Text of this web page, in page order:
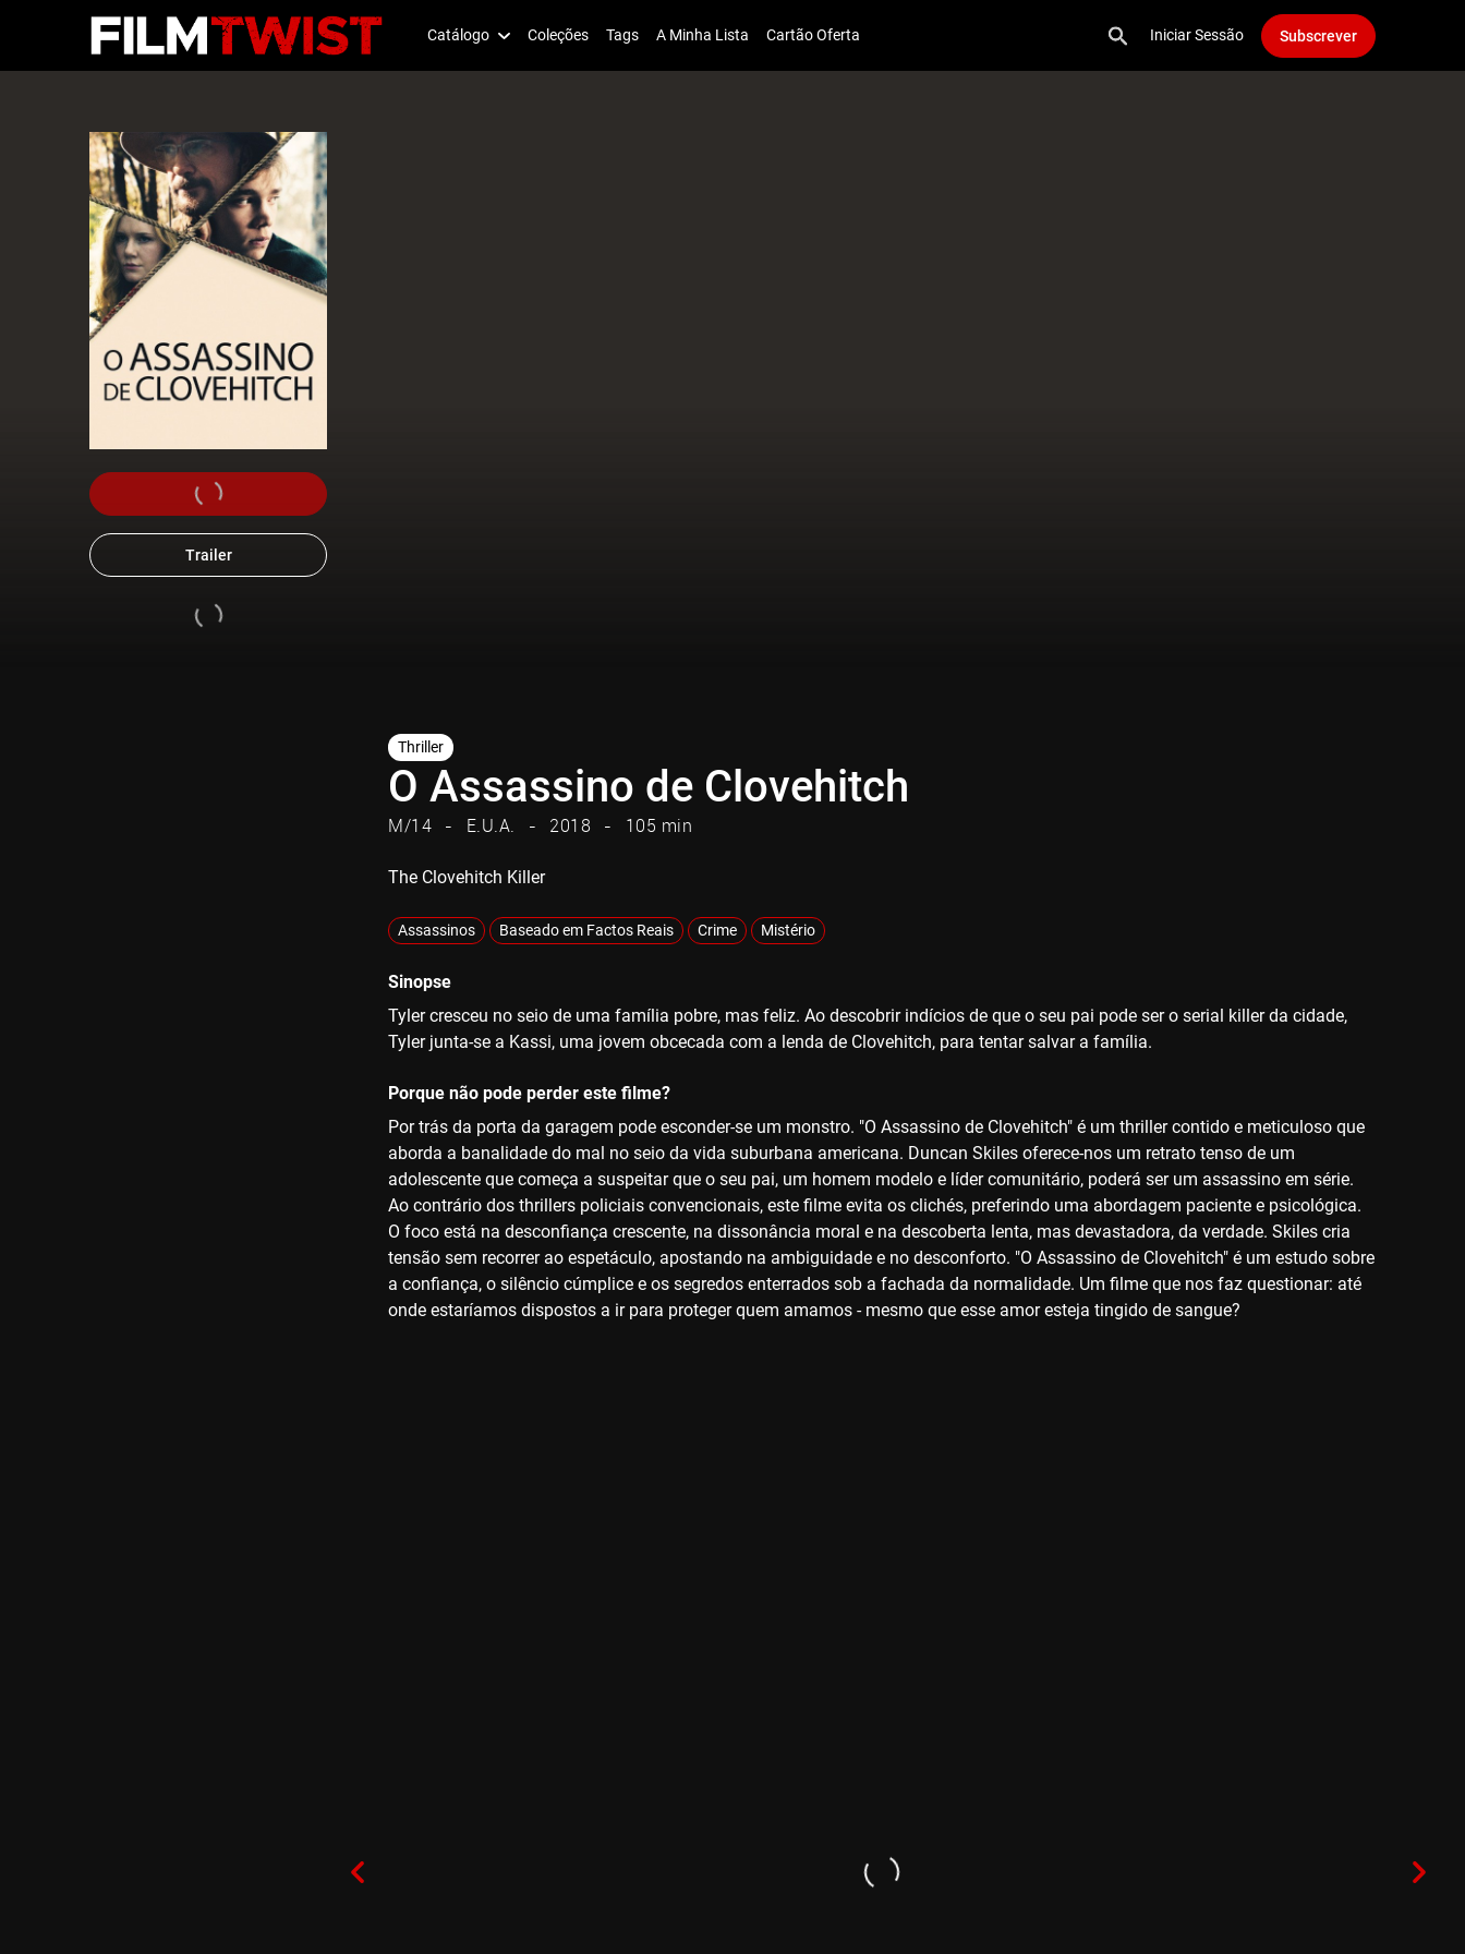
Catálogo Coleções Tags A Minha Lista Cartão Oferta Iniciar Sessão Subscrever
Trailer
Thriller
O Assassino de Clovehitch
M/14 E.U.A. 2018 105 min
The Clovehitch Killer
Assassinos Baseado em Factos Reais Crime Mistério
Sinopse
Tyler cresceu no seio de uma família pobre, mas feliz. Ao descobrir indícios de que o seu pai pode ser o serial killer da cidade,
Tyler junta-se a Kassi, uma jovem obcecada com a lenda de Clovehitch, para tentar salvar a família.
Porque não pode perder este filme?
Por trás da porta da garagem pode esconder-se um monstro. "O Assassino de Clovehitch" é um thriller contido e meticuloso que
aborda a banalidade do mal no seio da vida suburbana americana. Duncan Skiles oferece-nos um retrato tenso de um
adolescente que começa a suspeitar que o seu pai, um homem modelo e líder comunitário, poderá ser um assassino em série.
Ao contrário dos thrillers policiais convencionais, este filme evita os clichés, preferindo uma abordagem paciente e psicológica.
O foco está na desconfiança crescente, na dissonância moral e na descoberta lenta, mas devastadora, da verdade. Skiles cria
tensão sem recorrer ao espetáculo, apostando na ambiguidade e no desconforto. "O Assassino de Clovehitch" é um estudo sobre
a confiança, o silêncio cúmplice e os segredos enterrados sob a fachada da normalidade. Um filme que nos faz questionar: até
onde estaríamos dispostos a ir para proteger quem amamos - mesmo que esse amor esteja tingido de sangue?